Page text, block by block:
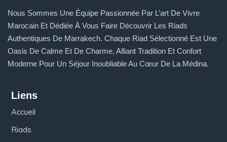
Nous Sommes Une Équipe Passionnée Par L’art De Vivre
Marocain Et Dédiée À Vous Faire Découvrir Les Riads
Authentiques De Marrakech. Chaque Riad Sélectionné Est Une
Oasis De Calme Et De Charme, Alliant Tradition Et Confort
Moderne Pour Un Séjour Inoubliable Au Cœur De La Médina.
Liens
Accueil
Riads